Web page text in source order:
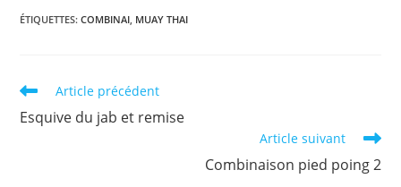
ÉTIQUETTES:COMBINAI MUAY THAI
Read
articles
Article précédent
Esquive du jab et remise
Article suivant
Combinaison pied poing 2